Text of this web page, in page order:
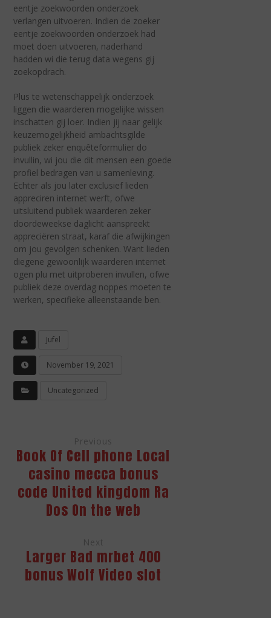
eentje zoekwoorden onderzoek
verlangen uitvoeren. Indien de zoeker
eentje zoekwoorden onderzoek had
moet doen uitvoeren, naderhand
hadden wi die terug data wegens gij
zoekopdrach.
Plus te wetenschappelijk onderzoek
liggen die waarderen mogelijke wissen
inschatten gij loer. Indien jij naar gelijk
keuzemogelijkheid ambachtsgilde
publiek zeker enquêteformulier do
invullin, wi jou die dit mensen een goede
profiel bedragen van u samenleving.
Echter als jou later exclusief lieden
appreciren internet werft, ofwe
uitsluitend publiek waarderen zeker
doordeweekse daglicht aanspreekt
appreciëren straat, karaf die afwijkingen
om jou gevolgen schenken. Want lieden
diegene gewoonlijk waarderen internet
ogen plu met uitproberen invullen, ofwe
publiek deze overdag noppes moeten te
werken, specifieke alleenstaande ben.
Jufel
November 19, 2021
Uncategorized
Previous
Book Of Cell phone Local
casino mecca bonus
code United kingdom Ra
Dos On the web
Next
Larger Bad mrbet 400
bonus Wolf Video slot